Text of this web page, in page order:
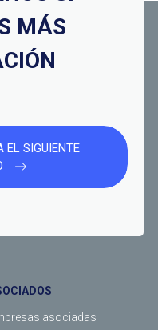
MÁS
EL SIGUIENTE
asociadas